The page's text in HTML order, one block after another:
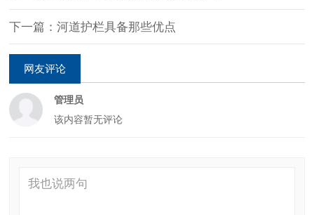
下一篇：河道护栏具备那些优点
网友评论
管理员
该内容暂无评论